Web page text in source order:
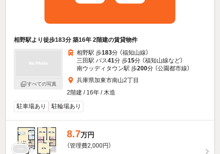
相野駅より徒歩183分 築16年 2階建の賃貸物件
すべての写真
相野駅 歩183分 （福知山線）
三田駅 バス41分 歩15分 （福知山線など）
南ウッディタウン駅 歩200分 （公園都市線）
兵庫県加東市南山2丁目
2階建 / 16年 / 木造
駐車場あり
駐輪場あり
8.7万円
（管理費2,000円）